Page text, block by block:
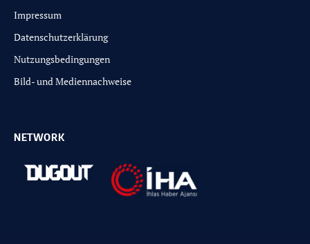
Impressum
Datenschutzerklärung
Nutzungsbedingungen
Bild- und Mediennachweise
NETWORK